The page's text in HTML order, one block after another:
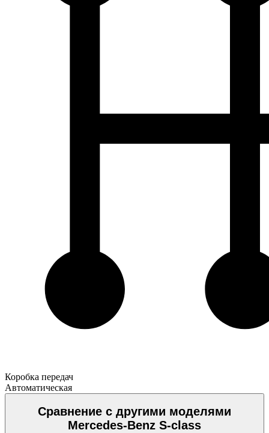
Коробка передач
Автоматическая
Сравнение с другими моделями
Mercedes-Benz S-class